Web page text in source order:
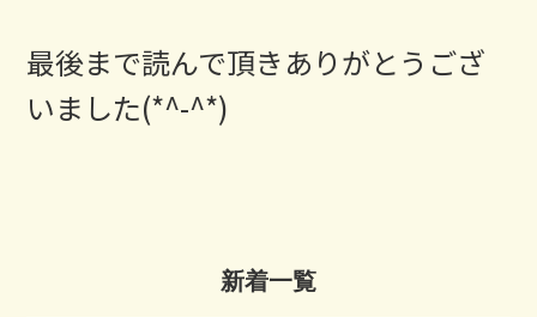
最後まで読んで頂きありがとうござ
いました(*^-^*)
新着一覧